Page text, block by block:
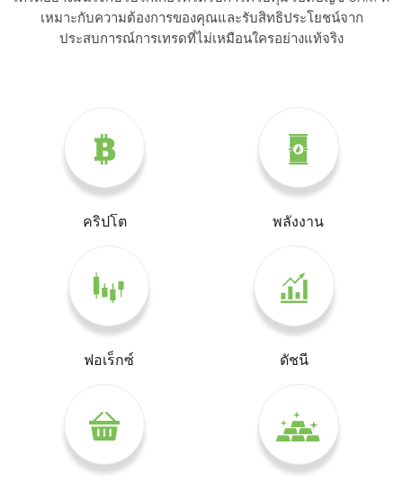
เหมาะกับความต้องการของคุณและรับสิทธิประโยชน์จาก
ประสบการณ์การเทรดที่ไม่เหมือนใครอย่างแท้จริง
คริปโต พลังงาน
ฟอเร็กซ์ ดัชนี